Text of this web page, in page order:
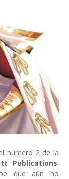
número 2 de la
Publications.
que aún no